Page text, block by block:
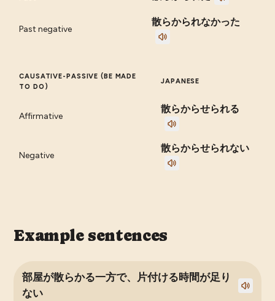
Past negative
散らかられなかった
CAUSATIVE-PASSIVE (BE MADE
TO DO)
JAPANESE
Affirmative
散らからせられる
Negative
散らからせられない
Example sentences
部屋が散らかる一方で、片付ける時間が足り
ない